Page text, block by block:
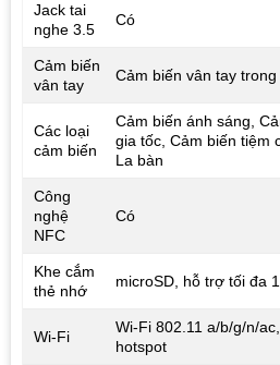
Jack tai
nghe 3.5
Có
Cảm biến
vân tay
Cảm biến vân tay
Các loại
cảm biến
Cảm biến ánh sáng,
gia tốc, Cảm biến tiệm
La bàn
Công
nghệ
NFC
Có
Khe cắm
thẻ nhớ
microSD, hỗ trợ tối đa
Wi-Fi
Wi-Fi 802.11 a/b/g/n/
hotspot